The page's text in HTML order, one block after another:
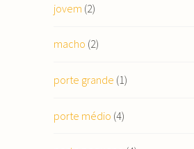
jovem (2)
macho (2)
porte grande (1)
porte médio (4)